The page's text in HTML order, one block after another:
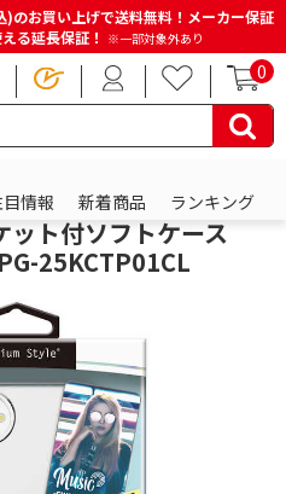
のお買い上げで送料無料！メーカー保証
る延長保証！ ※一部対象外あり
0
情報 新着商品 ランキング
ホアクセサリー
ット付ソフトケース
25KCTP01CL